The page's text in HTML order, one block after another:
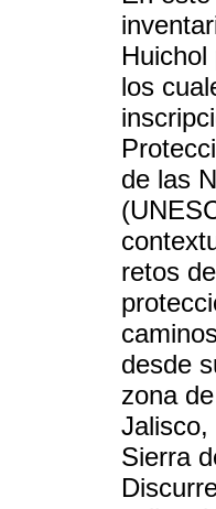
los
de las
retos
desde
zona
Jalisco,
Sierra